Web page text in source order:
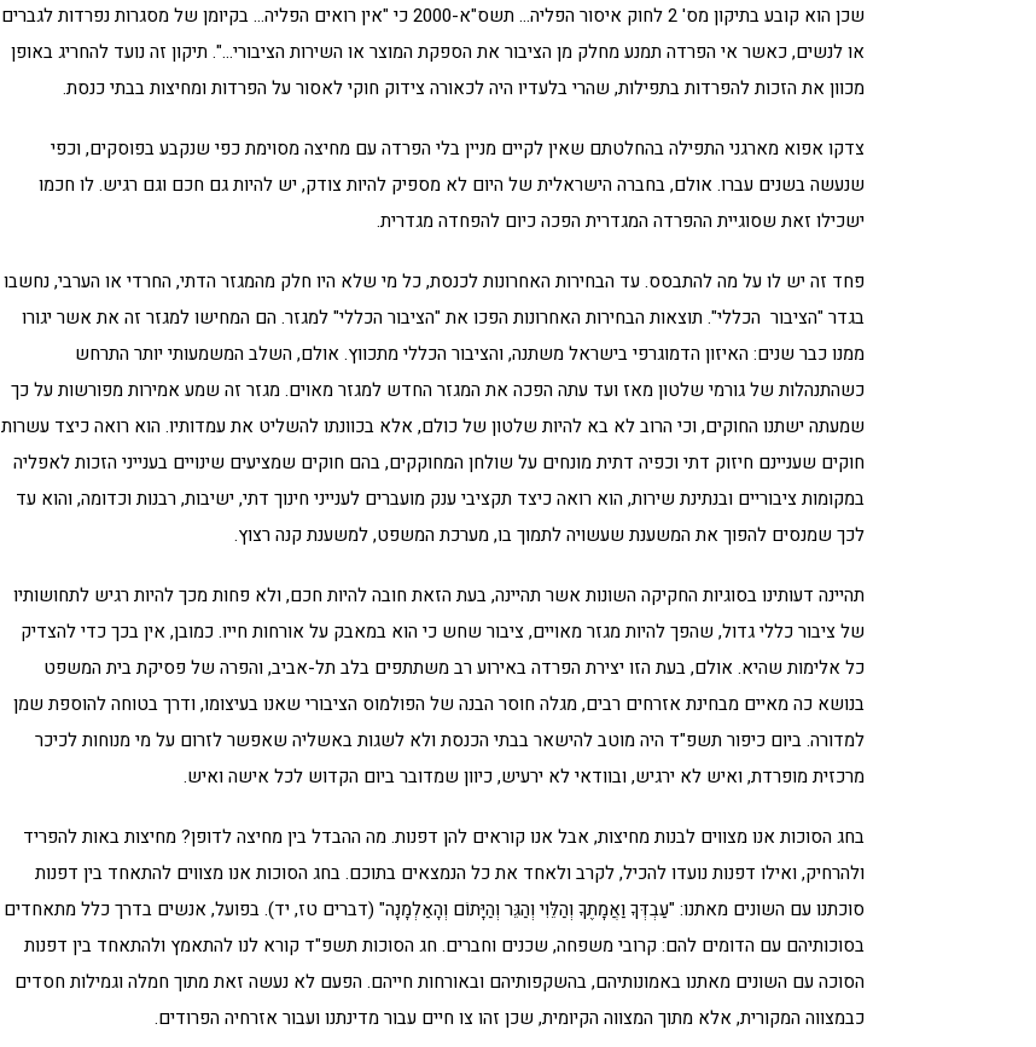
שכן הוא קובע בתיקון מס' 2 לחוק איסור הפליה… תשס"א-2000 כי "אין רואים הפליה… בקיומן של מסגרות נפרדות לגברים
או לנשים, כאשר אי הפרדה תמנע מחלק מן הציבור את הספקת המוצר או השירות הציבורי…". תיקון זה נועד להחריג באופן
מכוון את הזכות להפרדות בתפילות, שהרי בלעדיו היה לכאורה צידוק חוקי לאסור על הפרדות ומחיצות בבתי כנסת.
צדקו אפוא מארגני התפילה בהחלטתם שאין לקיים מניין בלי הפרדה עם מחיצה מסוימת כפי שנקבע בפוסקים, וכפי
שנעשה בשנים עברו. אולם, בחברה הישראלית של היום לא מספיק להיות צודק, יש להיות גם חכם וגם רגיש. לו חכמו
ישכילו זאת שסוגיית ההפרדה המגדרית הפכה כיום להפחדה מגדרית.
פחד זה יש לו על מה להתבסס. עד הבחירות האחרונות לכנסת, כל מי שלא היו חלק מהמגזר הדתי, החרדי או הערבי, נחשבו
בגדר "הציבור הכללי". תוצאות הבחירות האחרונות הפכו את "הציבור הכללי" למגזר. הם המחישו למגזר זה את אשר יגורו
ממנו כבר שנים: האיזון הדמוגרפי בישראל משתנה, והציבור הכללי מתכווץ. אולם, השלב המשמעותי יותר התרחש
כשהתנהלות של גורמי שלטון מאז ועד עתה הפכה את המגזר החדש למגזר מאוים. מגזר זה שמע אמירות מפורשות על כך
שמעתה ישתנו החוקים, וכי הרוב לא בא להיות שלטון של כולם, אלא בכוונתו להשליט את עמדותיו. הוא רואה כיצד עשרות
חוקים שעניינם חיזוק דתי וכפיה דתית מונחים על שולחן המחוקקים, בהם חוקים שמציעים שינויים בענייני הזכות לאפליה
במקומות ציבוריים ובנתינת שירות, הוא רואה כיצד תקציבי ענק מועברים לענייני חינוך דתי, ישיבות, רבנות וכדומה, והוא עד
לכך שמנסים להפוך את המשענת שעשויה לתמוך בו, מערכת המשפט, למשענת קנה רצוץ.
תהיינה דעותינו בסוגיות החקיקה השונות אשר תהיינה, בעת הזאת חובה להיות חכם, ולא פחות מכך להיות רגיש לתחושותיו
של ציבור כללי גדול, שהפך להיות מגזר מאויים, ציבור שחש כי הוא במאבק על אורחות חייו. כמובן, אין בכך כדי להצדיק
כל אלימות שהיא. אולם, בעת הזו יצירת הפרדה באירוע רב משתתפים בלב תל-אביב, והפרה של פסיקת בית המשפט
בנושא כה מאיים מבחינת אזרחים רבים, מגלה חוסר הבנה של הפולמוס הציבורי שאנו בעיצומו, ודרך בטוחה להוספת שמן
למדורה. ביום כיפור תשפ"ד היה מוטב להישאר בבתי הכנסת ולא לשגות באשליה שאפשר לזרום על מי מנוחות לכיכר
מרכזית מופרדת, ואיש לא ירגיש, ובוודאי לא ירעיש, כיוון שמדובר ביום הקדוש לכל אישה ואיש.
בחג הסוכות אנו מצווים לבנות מחיצות, אבל אנו קוראים להן דפנות. מה ההבדל בין מחיצה לדופן? מחיצות באות להפריד
ולהרחיק, ואילו דפנות נועדו להכיל, לקרב ולאחד את כל הנמצאים בתוכם. בחג הסוכות אנו מצווים להתאחד בין דפנות
סוכתנו עם השונים מאתנו: "עַבְדְּךָ וַאֲמָתֶךָ וְהַלֵּוִי וְהַגֵּר וְהַיָּתוֹם וְהָאַלְמָנָה" (דברים טז, יד). בפועל, אנשים בדרך כלל מתאחדים
בסוכותיהם עם הדומים להם: קרובי משפחה, שכנים וחברים. חג הסוכות תשפ"ד קורא לנו להתאמץ ולהתאחד בין דפנות
הסוכה עם השונים מאתנו באמונותיהם, בהשקפותיהם ובאורחות חייהם. הפעם לא נעשה זאת מתוך חמלה וגמילות חסדים
כבמצווה המקורית, אלא מתוך המצווה הקיומית, שכן זהו צו חיים עבור מדינתנו ועבור אזרחיה הפרודים.